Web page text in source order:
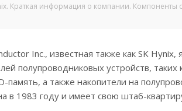
Краткая информация о компании. Компоненты
Inc., известная также как SK
полупроводниковых устройств, таких
память, а также накопители на
в 1983 году и имеет свою штаб-